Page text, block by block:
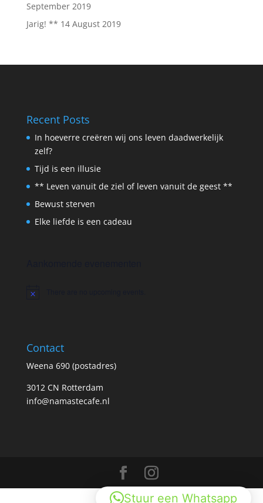
September 2019
Jarig! ** 14 August 2019
Recent Posts
In hoeverre creëren wij ons leven daadwerkelijk
zelf?
Tijd is een illusie
** Leven vanuit de ziel of leven vanuit de geest **
Bewust sterven
Elke liefde is een cadeau
Notice
Contact
Weena 690 (postadres)
3012 CN Rotterdam
info@namastecafe.nl
Stuur een Whatsapp